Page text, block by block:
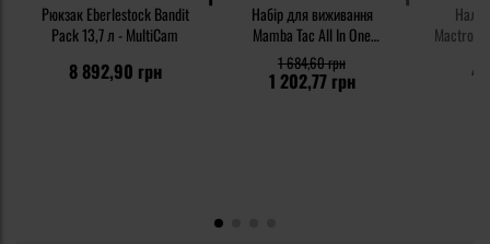
Рюкзак Eberlestock Bandit
Pack 13,7 л - MultiCam
8 892,90 грн
Набір для виживання
Mamba Tac All In One
Survival Box
1 202,77 грн
1 684,60 грн